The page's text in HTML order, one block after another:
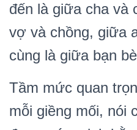
đến là giữa cha và
vợ và chồng, giữa
cùng là giữa bạn
Tầm mức quan
mỗi giềng mối, nói